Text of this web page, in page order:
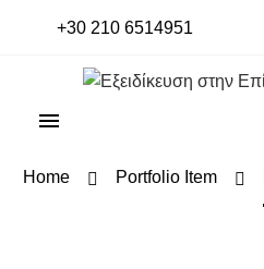
+30 210 6514951
Home Portfolio Item